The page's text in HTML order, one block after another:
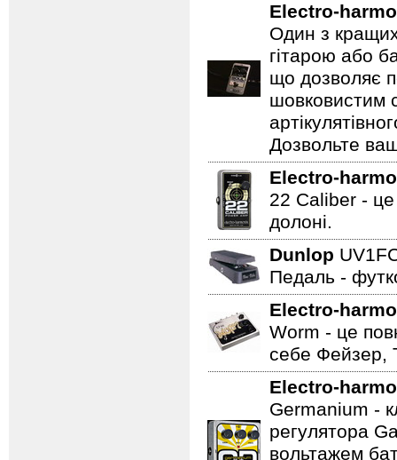
Electro-
Один з
гітарою або
що дозволяє
шовковистим
Дозвольте
Electro-
22 Caliber - це
долоні.
Dunlop
Педаль -
Electro-
Worm - це
себе Фейзер,
Electro-
Germanium -
регулятора
вольтажем